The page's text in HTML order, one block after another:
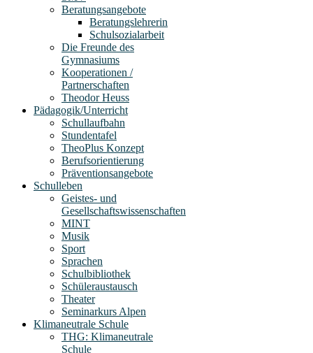
Beratungsangebote
Beratungslehrerin
Schulsozialarbeit
Die Freunde des
Gymnasiums
Kooperationen /
Partnerschaften
Theodor Heuss
Pädagogik/Unterricht
Schullaufbahn
Stundentafel
TheoPlus Konzept
Berufsorientierung
Präventionsangebote
Schulleben
Geistes- und
Gesellschaftswissenschaften
MINT
Musik
Sport
Sprachen
Schulbibliothek
Schüleraustausch
Theater
Seminarkurs Alpen
Klimaneutrale Schule
THG: Klimaneutrale
Schule